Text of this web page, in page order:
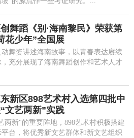
舞蹈《别·海南黎民》荣获第
花少年”全国展
舞姿讲述海南故事，以青春表达赓续
，充分展现了海南舞蹈创作和艺术人才
新区898艺术村入选第四批中
文艺两新”实践
两新"的重要阵地，898艺术村积极搭建
台，将优秀新文艺群体和新文艺组织